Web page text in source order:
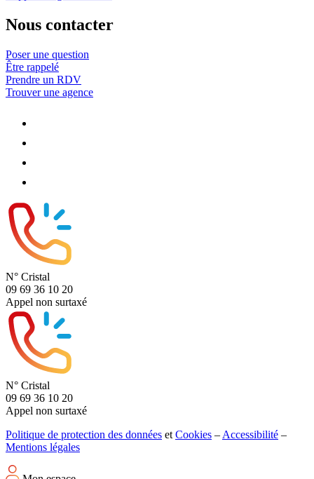
Nous contacter
Poser une question
Être rappelé
Prendre un RDV
Trouver une agence
N° Cristal
09 69 36 10 20
Appel non surtaxé
N° Cristal
09 69 36 10 20
Appel non surtaxé
Politique de protection des données et Cookies – Accessibilité –
Mentions légales